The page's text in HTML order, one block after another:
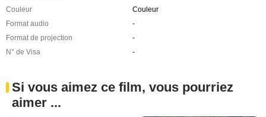
Couleur
Couleur
Format audio
-
Format de projection
-
N° de Visa
-
Si vous aimez ce film, vous pourriez
aimer ...